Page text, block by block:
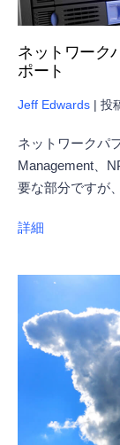
ネットワーク
ポート
Jeff Edwards | 投
ネットワークパ
Management、
要な部分ですが
詳細